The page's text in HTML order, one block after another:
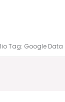
Tag: Google